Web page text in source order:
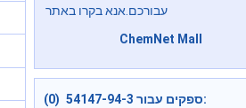
עבורכם.אנא בקרו באתר
ChemNet Mall
ספקים עבור 54147-94-3 (0):